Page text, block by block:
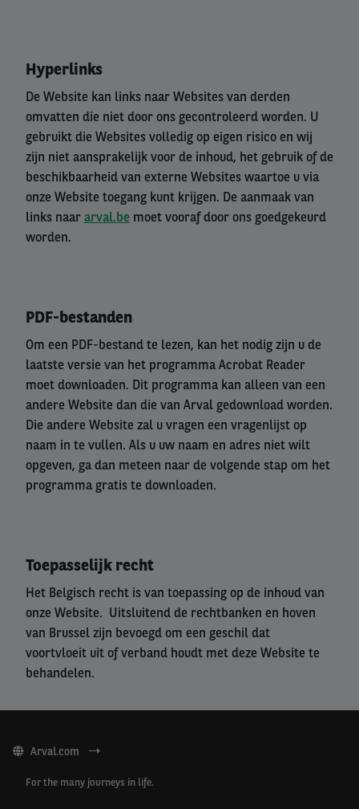
Hyperlinks
De Website kan links naar Websites van derden
omvatten die niet door ons gecontroleerd worden. U
gebruikt die Websites volledig op eigen risico en wij
zijn niet aansprakelijk voor de inhoud, het gebruik of de
beschikbaarheid van externe Websites waartoe u via
onze Website toegang kunt krijgen. De aanmaak van
links naar arval.be moet vooraf door ons goedgekeurd
worden.
PDF-bestanden
Om een PDF-bestand te lezen, kan het nodig zijn u de
laatste versie van het programma Acrobat Reader
moet downloaden. Dit programma kan alleen van een
andere Website dan die van Arval gedownload worden.
Die andere Website zal u vragen een vragenlijst op
naam in te vullen. Als u uw naam en adres niet wilt
opgeven, ga dan meteen naar de volgende stap om het
programma gratis te downloaden.
Toepasselijk recht
Het Belgisch recht is van toepassing op de inhoud van
onze Website. Uitsluitend de rechtbanken en hoven
van Brussel zijn bevoegd om een geschil dat
voortvloeit uit of verband houdt met deze Website te
behandelen.
Arval.com
For the many journeys in life.